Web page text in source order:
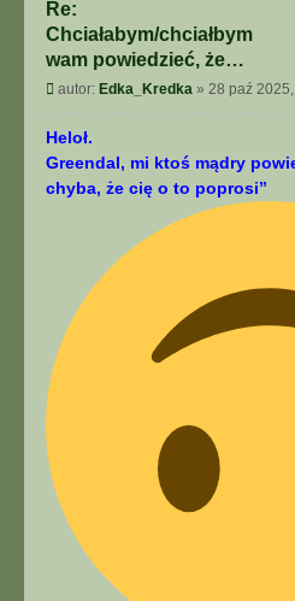
Re:
Chciałabym/chciałbym
wam powiedzieć, że…
Post
autor: Edka_Kredka » 28 paź
Heloł.
Greendal, mi ktoś mądry
chyba, że cię o to poprosi”